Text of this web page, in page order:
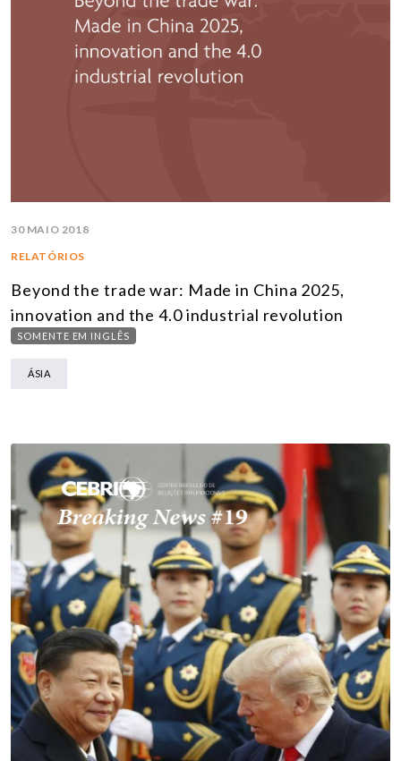
30 MAIO 2018
RELATÓRIOS
Beyond the trade war: Made in China 2025,
innovation and the 4.0 industrial revolution
SOMENTE EM INGLÊS
ÁSIA